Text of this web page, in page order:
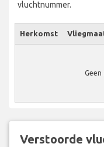
vluchtnummer.
Herkomst
Verstoorde